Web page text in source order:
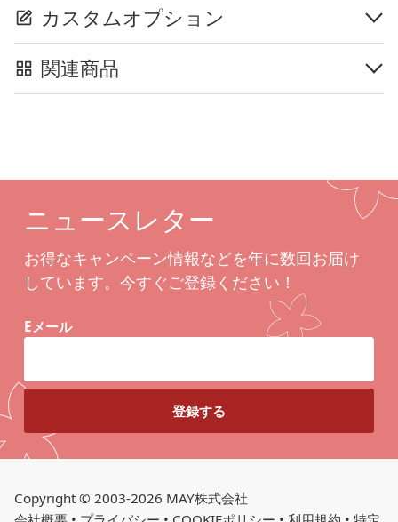
カスタムオプション
関連商品
ニュースレター
お得なキャンペーン情報などを年に数回お届け
しています。今すぐご登録ください！
Eメール
Copyright © 2003-2026 MAY株式会社